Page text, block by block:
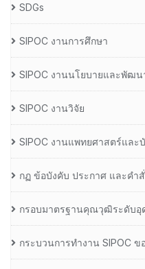
SDGs
SIPOC งานการศึกษา
SIPOC งานนโยบายและพัฒ
SIPOC งานวิจัย
SIPOC งานแพทยศาสตร์แล
กฏ ข้อบังคับ ประกาศ และคำสั่
กรอบมาตรฐานคุณวุฒิระดับอุ
กระบวนการทำงาน SIPOC